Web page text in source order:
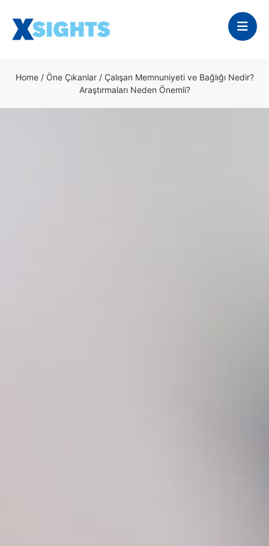
Home/ Öne Çıkanlar/ Çalışan Memnuniyeti ve Bağlığı Nedir?
Araştırmaları Neden Önemli?